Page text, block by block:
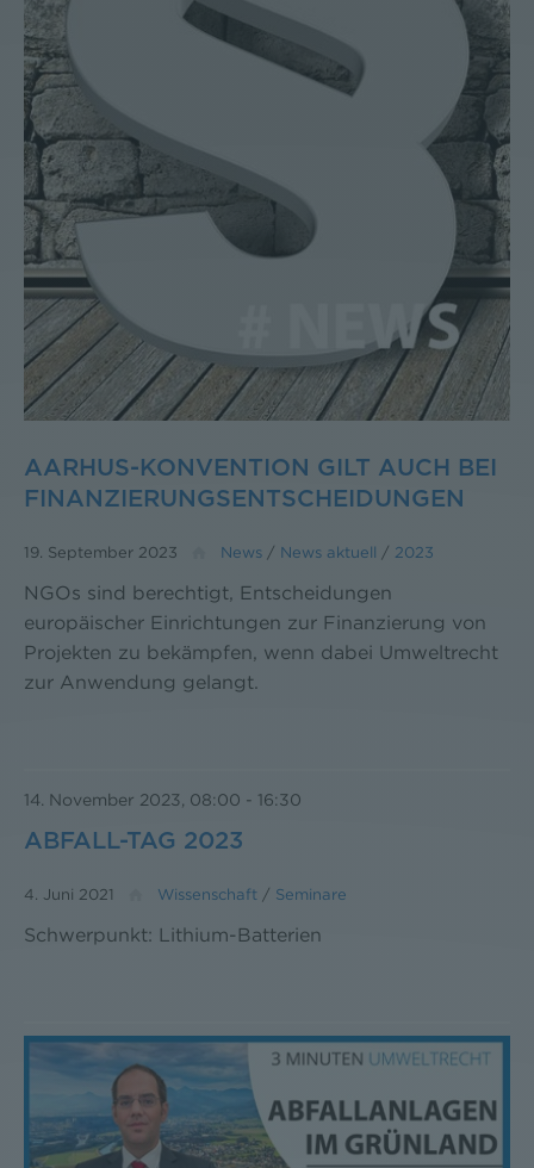
AARHUS-KONVENTION GILT AUCH BEI
FINANZIERUNGSENTSCHEIDUNGEN
19. September 2023 News / News aktuell / 2023
NGOs sind berechtigt, Entscheidungen
europäischer Einrichtungen zur Finanzierung von
Projekten zu bekämpfen, wenn dabei Umweltrecht
zur Anwendung gelangt.
14. November 2023, 08:00 - 16:30
ABFALL-TAG 2023
4. Juni 2021 Wissenschaft / Seminare
Schwerpunkt: Lithium-Batterien